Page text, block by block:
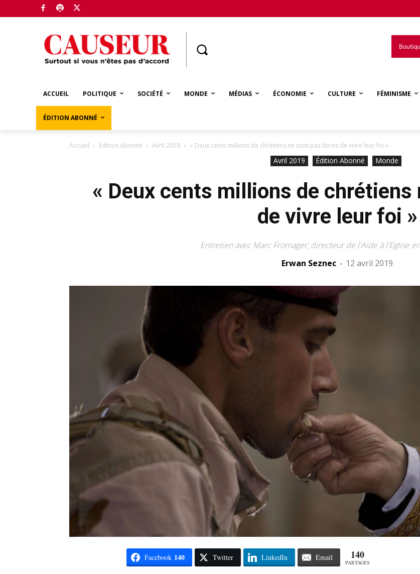
ACCUEIL POLITIQUE SOCIÉTÉ MONDE MÉDIAS ÉCONOMIE CULTURE FÉMINISME
ÉDITION ABONNÉ
Accueil Édition Abonné Avril 2019 « Deux cents millions de chrétiens ne sont pas libres de vivre leur foi »
Avril 2019 Édition Abonné Monde
« Deux cents millions de chrétiens
de vivre leur foi »
Entretien avec Marc Fromager, directeur de l'Aide à l'Eglise
Erwan Seznec - 12 avril 2019
Facebook 140 Twitter LinkedIn Email 140
PARTAGES